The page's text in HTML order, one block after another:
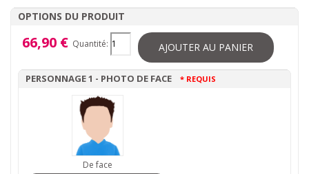
OPTIONS DU PRODUIT
66,90 € Quantité: AJOUTER AU PANIER
PERSONNAGE 1 - PHOTO DE FACE * REQUIS
De face